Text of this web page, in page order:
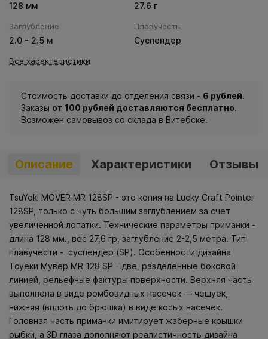
128 мм 27.6 г
Заглубление
2.0 - 2.5 м
Плавучесть
Суспендер
Все характеристики
Стоимость доставки до отделения связи - 6 рублей.
Заказы от 100 рублей доставляются бесплатно.
Возможен самовывоз со склада в Витебске.
Описание Характеристики Отзывы
TsuYoki MOVER MR 128SP - это копия на Lucky Craft Pointer
128SP, только с чуть большим заглублением за счет
увеличенной лопатки. Технические параметры приманки -
длина 128 мм., вес 27,6 гр, заглубление 2-2,5 метра. Тип
плавучести - суспендер (SP). Особенности дизайна
Тсуеки Мувер MR 128 SP - две, разделенные боковой
линией, рельефные фактуры поверхности. Верхняя часть
выполнена в виде ромбовидных насечек — чешуек,
нижняя (вплоть до брюшка) в виде косых насечек.
Головная часть приманки имитирует жаберные крышки
рыбки, а 3D глаза дополняют реалистичность дизайна